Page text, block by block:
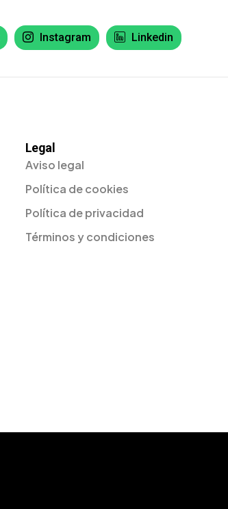
Instagram Linkedin
Legal
Aviso legal
Política de cookies
Política de privacidad
Términos y condiciones